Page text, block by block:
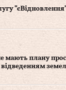
мають плану